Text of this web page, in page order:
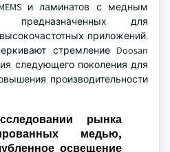
и ламинатов с медным
предназначенных для
приложений.
стремление Doosan
следующего поколения для
производительности
рынка
медью,
освещение